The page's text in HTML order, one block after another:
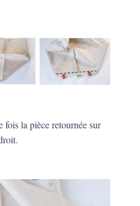
la pièce retournée sur